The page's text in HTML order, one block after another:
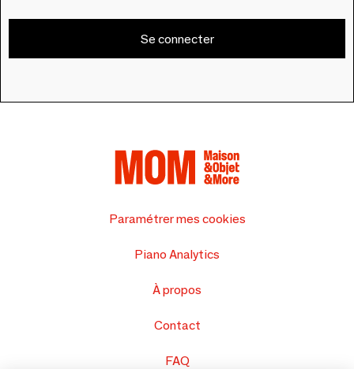
Se connecter
Paramétrer mes cookies
Piano Analytics
À propos
Contact
FAQ